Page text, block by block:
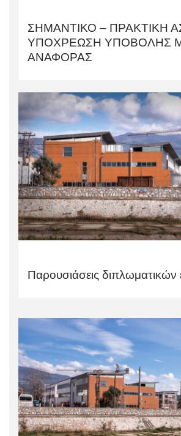
ΣΗΜΑΝΤΙΚΟ – ΠΡΑΚΤΙΚΗ
ΥΠΟΧΡΕΩΣΗ ΥΠΟΒΟΛΗΣ
ΑΝΑΦΟΡΑΣ
Παρουσιάσεις διπλωματικών